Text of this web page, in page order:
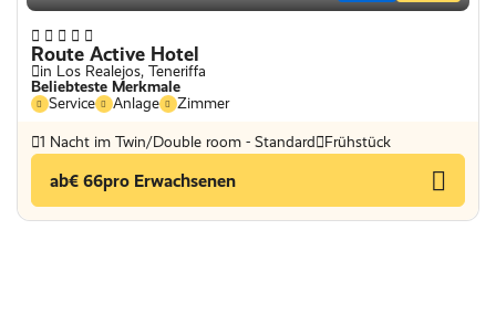
Route Active Hotel
in Los Realejos, Teneriffa
Beliebteste Merkmale
Service
Anlage Zimmer
1 Nacht im Twin/Double room - Standard Frühstück
ab€ 66pro Erwachsenen